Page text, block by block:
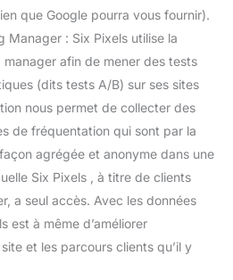
que Google pourra vous fournir).
Manager : Six Pixels utilise la
manager afin de mener des tests
(dits tests A/B) sur ses sites
nous permet de collecter des
de fréquentation qui sont par la
agrégée et anonyme dans une
Six Pixels , à titre de clients
a seul accès. Avec les données
est à même d’améliorer
et les parcours clients qu’il y